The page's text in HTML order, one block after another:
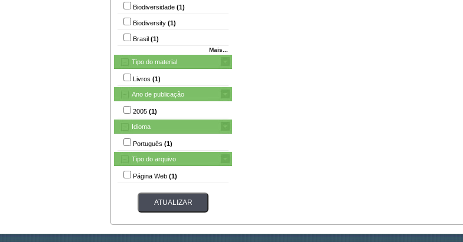
Biodiversidade (1)
Biodiversity (1)
Brasil (1)
Mais...
Tipo do material
Livros (1)
Ano de publicação
2005 (1)
Idioma
Português (1)
Tipo do arquivo
Página Web (1)